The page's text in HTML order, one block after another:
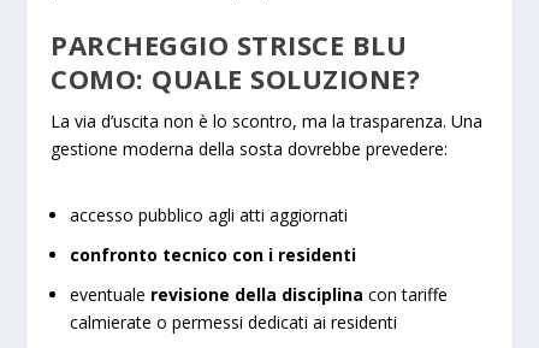
PARCHEGGIO STRISCE BLU
COMO​: QUALE SOLUZIONE?
La via d’uscita non è lo scontro, ma la trasparenza. Una
gestione moderna della sosta dovrebbe prevedere:
accesso pubblico agli atti aggiornati
confronto tecnico con i residenti
eventuale revisione della disciplina con tariffe
calmierate o permessi dedicati ai residenti